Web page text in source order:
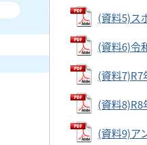
(資料5)ス
(資料6)令
(資料7)R7
(資料
(資料9)ア